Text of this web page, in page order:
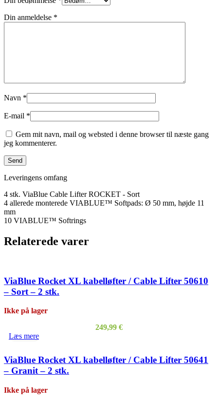
Din anmeldelse *
Navn *
E-mail *
Gem mit navn, mail og websted i denne browser til næste gang
jeg kommenterer.
Leveringens omfang
4 stk. ViaBlue Cable Lifter ROCKET - Sort
4 allerede monterede VIABLUE™ Softpads: Ø 50 mm, højde 11
mm
10 VIABLUE™ Softrings
Relaterede varer
ViaBlue Rocket XL kabelløfter / Cable Lifter 50610
– Sort – 2 stk.
Ikke på lager
249,99 €
Læs mere
ViaBlue Rocket XL kabelløfter / Cable Lifter 50641
– Granit – 2 stk.
Ikke på lager